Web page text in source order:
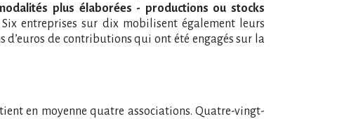
plus élaborées - productions ou stocks
Six entreprises sur dix mobilisent également leurs
de contributions qui ont été engagés sur la
en moyenne quatre associations. Quatre-vingt-